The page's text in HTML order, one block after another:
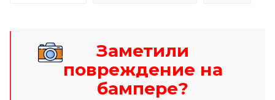
Заметили
повреждение на
бампере?